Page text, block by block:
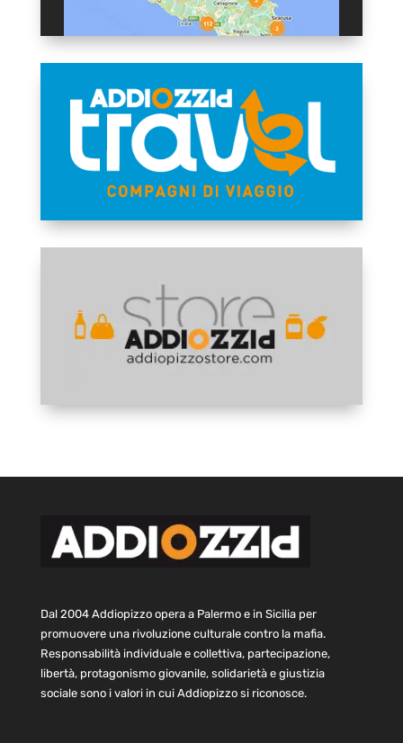
Dal 2004 Addiopizzo opera a Palermo e in Sicilia per
promuovere una rivoluzione culturale contro la mafia.
Responsabilità individuale e collettiva, partecipazione,
libertà, protagonismo giovanile, solidarietà e giustizia
sociale sono i valori in cui Addiopizzo si riconosce.